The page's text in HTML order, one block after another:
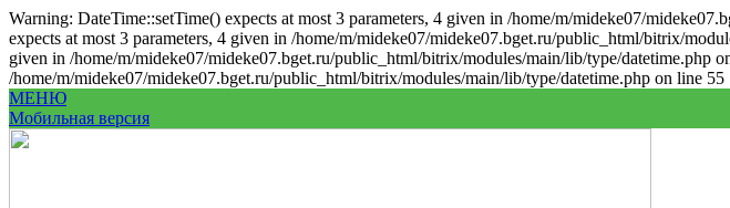
Warning: DateTime::setTime() expects at most 3 parameters, 4 given in /home/m/mideke07/
expects at most 3 parameters, 4 given in /home/m/mideke07/mideke07.bget.ru/public_html/bitrix/
given in /home/m/mideke07/mideke07.bget.ru/public_html/bitrix/modules/main/lib/type/datetime.php
/home/m/mideke07/mideke07.bget.ru/public_html/bitrix/modules/main/lib/type/datetime.php on line 55
МЕНЮ
Мобильная версия